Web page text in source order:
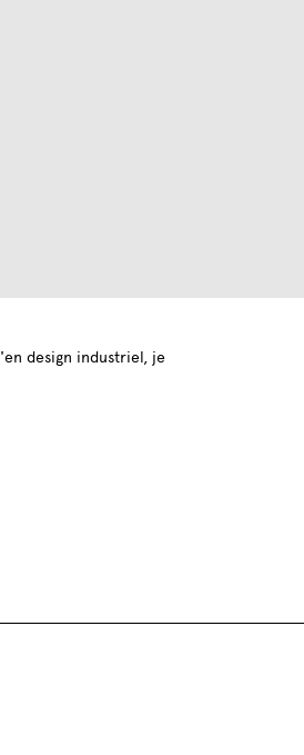
design industriel, je